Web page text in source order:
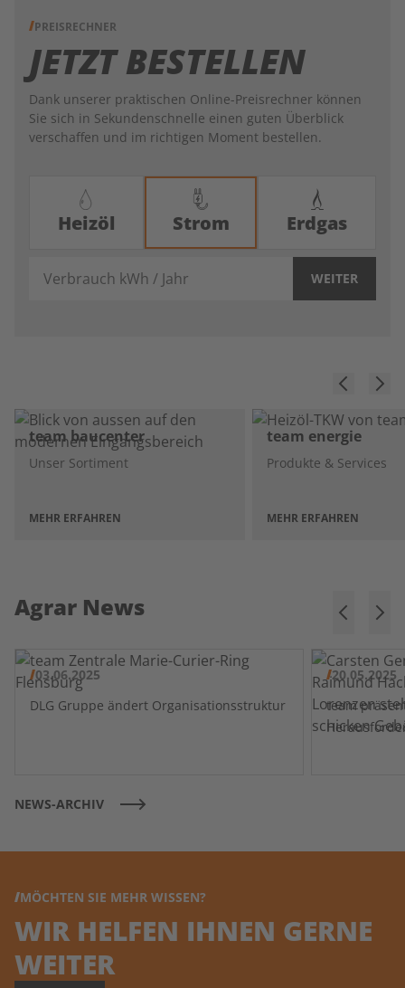
PREISRECHNER
JETZT BESTELLEN
Dank unserer praktischen Online-Preisrechner können
Sie sich in Sekundenschnelle einen guten Überblick
verschaffen und im richtigen Moment bestellen.
Heizöl Strom Erdgas
WEITER
team baucenter
Unser Sortiment
MEHR ERFAHREN
team energie
Produkte & Services
MEHR ERFAHREN
Agrar News
03.06.2025
DLG Gruppe ändert Organisationsstruktur
20.05.2025
team präsentiert gutes
NEWS-ARCHIV
MÖCHTEN SIE MEHR WISSEN?
WIR HELFEN IHNEN GERNE
WEITER